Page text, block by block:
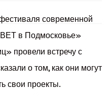
современной
в Подмосковье»
провели встречу с
о том, как они могут
свои проекты.